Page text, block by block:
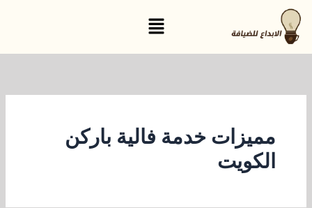
تخطي
إلى
المحتوى
القائمة
مميزات خدمة فالية باركن
الكويت